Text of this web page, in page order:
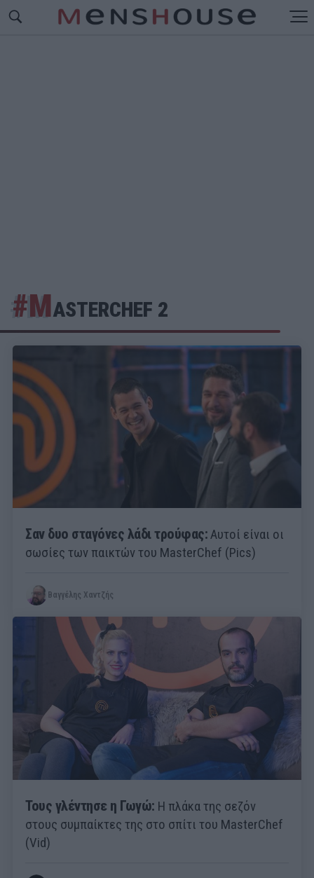
#MASTERCHEF 2
Σαν δυο σταγόνες λάδι τρούφας:Αυτοί είναι οι
σωσίες των παικτών του MasterChef (Pics)
Βαγγέλης Χαντζής
Τους γλέντησε η Γωγώ: Η πλάκα της σεζόν
στους συμπαίκτες της στο σπίτι του MasterChef
(Vid)